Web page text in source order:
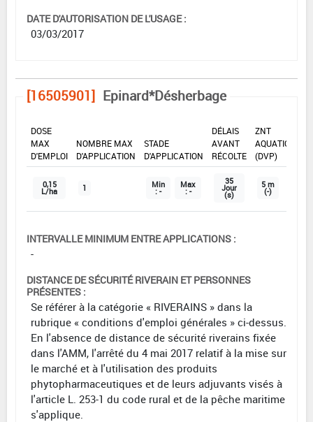
DATE D'AUTORISATION DE L'USAGE :
03/03/2017
[16505901] Epinard*Désherbage
DOSE
MAX
D'EMPLOI
NOMBRE MAX
D'APPLICATION
STADE
D'APPLICATION
DÉLAIS
AVANT
RÉCOLTE
ZNT
AQUATIQUE
(DVP)
0,15
L/ha 1 Min
: -
Max
: -
35
Jour
(s)
5 m
(-)
INTERVALLE MINIMUM ENTRE APPLICATIONS :
-
DISTANCE DE SÉCURITÉ RIVERAIN ET PERSONNES
PRÉSENTES :
Se référer à la catégorie « RIVERAINS » dans la
rubrique « conditions d'emploi générales » ci-dessus.
En l'absence de distance de sécurité riverains fixée
dans l'AMM, l'arrêté du 4 mai 2017 relatif à la mise sur
le marché et à l'utilisation des produits
phytopharmaceutiques et de leurs adjuvants visés à
l'article L. 253-1 du code rural et de la pêche maritime
s'applique.